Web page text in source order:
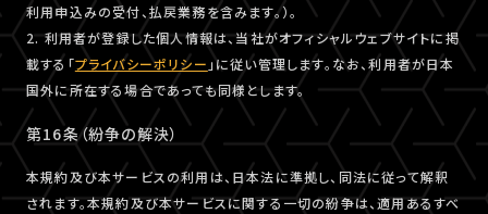
利用申込みの受付、払戻業務を含みます。）。
2. 利用者が登録した個人情報は、当社がオフィシャルウェブサイトに掲
載する「プライバシーポリシー 」に従い管理します。なお、利用者が日本
国外に所在する場合であっても同様とします。
第16条（紛争の解決）
本規約及び本サービスの利用は、日本法に準拠し、同法に従って解釈
されます。本規約及び本サービスに関する一切の紛争は、適用あるすべ